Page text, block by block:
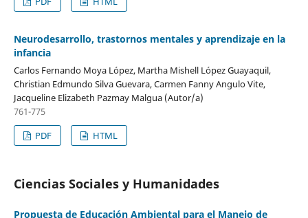
Neurodesarrollo, trastornos mentales y aprendizaje en la
infancia
Carlos Fernando Moya López, Martha Mishell López Guayaquil,
Christian Edmundo Silva Guevara, Carmen Fanny Angulo Vite,
Jacqueline Elizabeth Pazmay Malgua (Autor/a)
761-775
PDF
HTML
Ciencias Sociales y Humanidades
Propuesta de Educación Ambiental para el Manejo de